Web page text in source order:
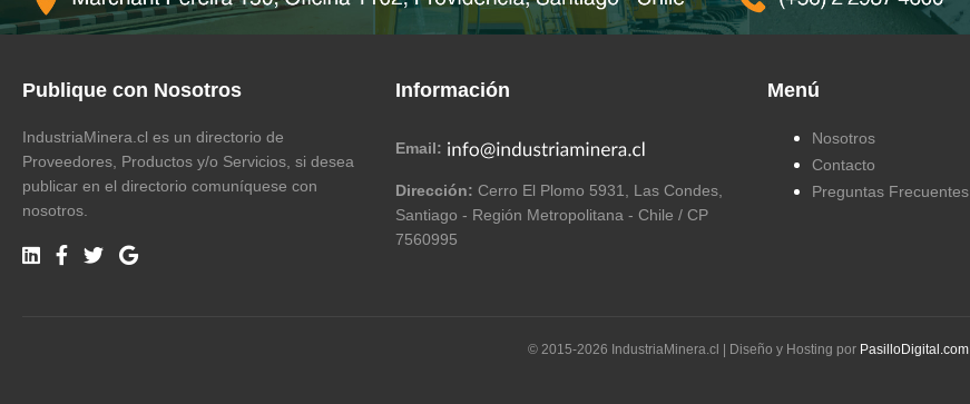
Publique con Nosotros
IndustriaMinera.cl es un directorio de
Proveedores, Productos y/o Servicios, si desea
publicar en el directorio comuníquese con
nosotros.
Información
Email:
Dirección: Cerro El Plomo 5931, Las Condes,
Santiago - Región Metropolitana - Chile / CP
7560995
Menú
Nosotros
Contacto
Preguntas Frecuentes
© 2015-2026 IndustriaMinera.cl | Diseño y Hosting por PasilloDigital.com